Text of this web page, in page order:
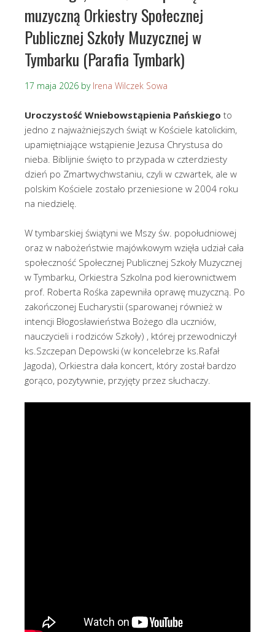
muzyczną Orkiestry Społecznej
Publicznej Szkoły Muzycznej w
Tymbarku (Parafia Tymbark)
17 maja 2026 by Irena Wilczek Sowa
Uroczystość Wniebowstąpienia Pańskiego to
jedno z najważniejszych świąt w Kościele katolickim,
upamiętniające wstąpienie Jezusa Chrystusa do
nieba. Biblijnie święto to przypada w czterdziesty
dzień po Zmartwychwstaniu, czyli w czwartek, ale w
polskim Kościele zostało przeniesione w 2004 roku
na niedzielę.
W tymbarskiej świątyni we Mszy św. popołudniowej
oraz w nabożeństwie majówkowym wzięła udział cała
społeczność Społecznej Publicznej Szkoły Muzycznej
w Tymbarku, Orkiestra Szkolna pod kierownictwem
prof. Roberta Rośka zapewniła oprawę muzyczną. Po
zakończonej Eucharystii (sparowanej również w
intencji Błogosławieństwa Bożego dla uczniów,
nauczycieli i rodziców Szkoły) , której przewodniczył
ks.Szczepan Depowski (w koncelebrze ks.Rafał
Jagoda), Orkiestra dała koncert, który został bardzo
gorąco, pozytywnie, przyjęty przez słuchaczy.